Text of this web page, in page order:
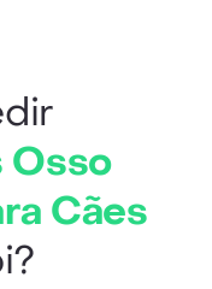
Osso
Cães